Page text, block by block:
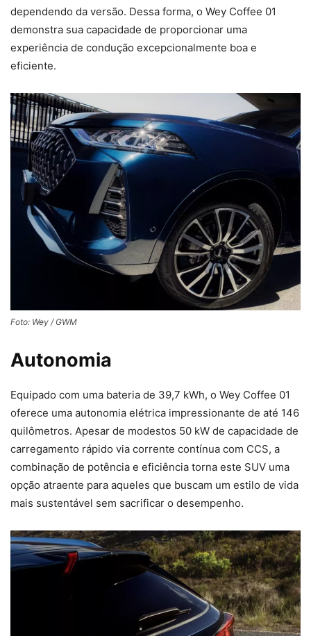
dependendo da versão. Dessa forma, o Wey Coffee 01
demonstra sua capacidade de proporcionar uma
experiência de condução excepcionalmente boa e
eficiente.
Foto: Wey / GWM
Autonomia
Equipado com uma bateria de 39,7 kWh, o Wey Coffee 01
oferece uma autonomia elétrica impressionante de até 146
quilômetros. Apesar de modestos 50 kW de capacidade de
carregamento rápido via corrente contínua com CCS, a
combinação de potência e eficiência torna este SUV uma
opção atraente para aqueles que buscam um estilo de vida
mais sustentável sem sacrificar o desempenho.